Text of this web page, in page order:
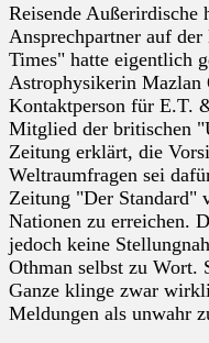
Reisende Außerirdische
Ansprechpartner auf
Times" hatte eigentlich
Astrophysikerin Mazlan
Kontaktperson für E.T.
Mitglied der britischen
Zeitung erklärt, die
Weltraumfragen sei
Zeitung "Der Standard"
Nationen zu erreichen.
jedoch keine
Othman selbst zu Wort.
Ganze klinge zwar
Meldungen als unwahr